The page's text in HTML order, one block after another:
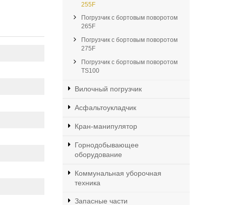
255F
Погрузчик с бортовым поворотом
265F
Погрузчик с бортовым поворотом
275F
Погрузчик с бортовым поворотом
TS100
Вилочный погрузчик
Асфальтоукладчик
Кран-манипулятор
Горнодобывающее
оборудование
Коммунальная уборочная
техника
Запасные части